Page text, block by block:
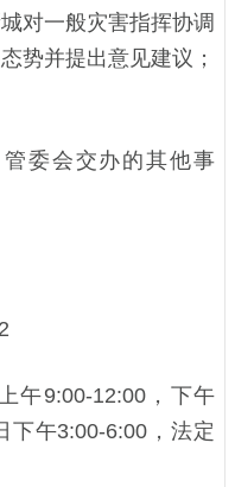
对一般灾害指挥协调
势并提出意见建议；
管委会交办的其他事
午9:00-12:00，下午
下午3:00-6:00，法定